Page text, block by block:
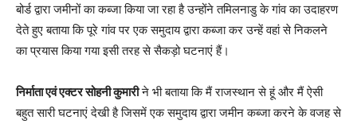
बोर्ड द्वारा जमीनों का कब्जा किया जा रहा है उन्होंने तमिलनाडु के गांव का उदाहरण
देते हुए बताया कि पूरे गांव पर एक समुदाय द्वारा कब्जा कर उन्हें वहां से निकलने
का प्रयास किया गया इसी तरह से सैकड़ो घटनाएं हैं।
निर्माता एवं एक्टर सोहनी कुमारीने भी बताया कि मैं राजस्थान से हूं और मैं ऐसी
बहुत सारी घटनाएं देखी है जिसमें एक समुदाय द्वारा जमीन कब्जा करने के वजह से